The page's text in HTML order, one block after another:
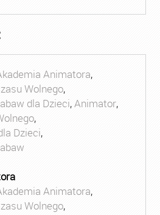
Animatora,
Wolnego,
dla Dzieci,Animator,
,
Dzieci,
Animatora,
Wolnego,